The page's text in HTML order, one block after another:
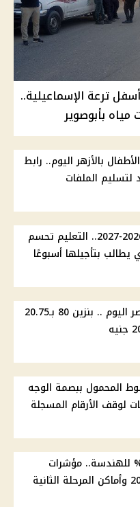
ترعة الإسماعيلية..
بالأزهر اليوم.. رابط
لتسليم الملفات
موعد بدء الدراسة 2026-2027.. التعليم تحسم
يطالب بتأجيلها أسبوعًا
أسعار الوقود في مصر اليوم .. بنزين 80 بـ20.75
المحمول ببصمة الوجه
لوقف الأرقام المسجلة
للطب و87.9% للهندسة.. مؤشرات